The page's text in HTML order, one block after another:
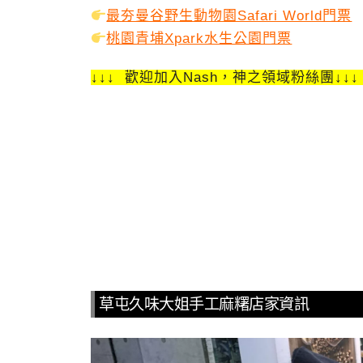
最夯曼谷野生動物園Safari World門票
桃園青埔Xpark水生公園門票
↓↓↓ 歡迎加入Nash，神之領域粉絲團↓↓↓
草屯久味大姐手工麻糬店家資訊